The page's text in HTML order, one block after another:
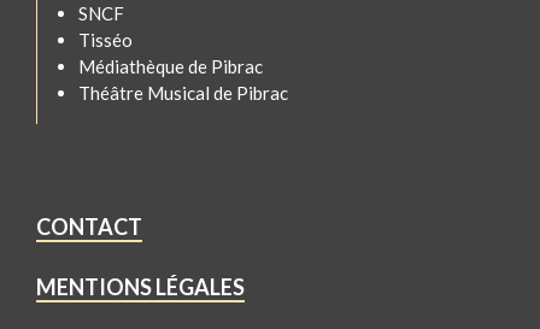
SNCF
Tisséo
Médiathèque de Pibrac
Théâtre Musical de Pibrac
CONTACT
MENTIONS LÉGALES